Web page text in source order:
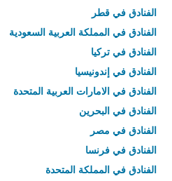
الفنادق في قطر
الفنادق في المملكة العربية السعودية
الفنادق في تركيا
الفنادق في إندونيسيا
الفنادق في الامارات العربية المتحدة
الفنادق في البحرين
الفنادق في مصر
الفنادق في فرنسا
الفنادق في المملكة المتحدة